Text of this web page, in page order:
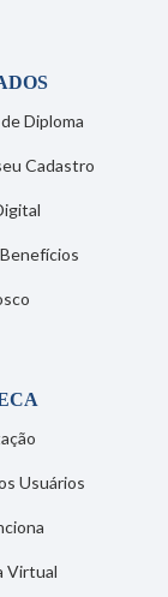
Diploma
Cadastro
Usuários
Virtual